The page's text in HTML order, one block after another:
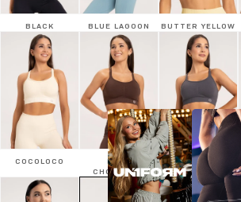
BLACK BLUE LAGOON BUTTER YELLOW
COCOLOCO
DARK
CHOCOLATE
SILVER